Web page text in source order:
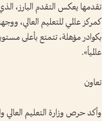
تقدمها يعكس التقدم البارز،
كمركز عالمي للتعليم العالي،
بكوادر مؤهلة، تتمتع بأعلى
عالمياً».
تعاون
وأكد حرص وزارة التعليم